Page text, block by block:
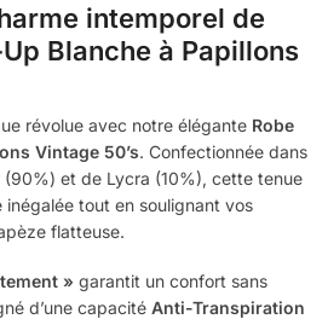
intemporel de
Blanche à Papillons
révolue avec notre élégante Robe
Vintage 50’s. Confectionnée dans
et de Lycra (10%), cette tenue
tout en soulignant vos
flatteuse.
» garantit un confort sans
d’une capacité Anti-Transpiration